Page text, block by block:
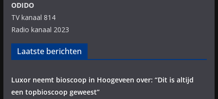
ODIDO
TV kanaal 814
Radio kanaal 2023
Laatste berichten
Luxor neemt bioscoop in Hoogeveen over: “Dit is altijd
een topbioscoop geweest”